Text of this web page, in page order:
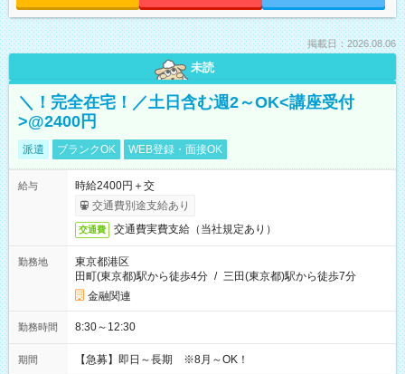
掲載日：2026.08.06
未読
＼！完全在宅！／土日含む週2～OK<講座受付
>@2400円
派遣 ブランクOK WEB登録・面接OK
給与
時給2400円＋交
交通費別途支給あり
交通費 交通費実費支給（当社規定あり）
勤務地
東京都港区
田町(東京都)駅から徒歩4分 / 三田(東京都)駅から徒歩7分
金融関連
勤務時間 8:30～12:30
期間 【急募】即日～長期 ※8月～OK！